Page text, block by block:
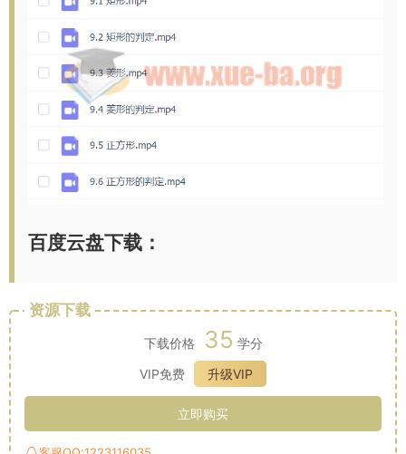
百度云盘下载：
资源下载
下载价格 35 学分
VIP免费
升级VIP
立即购买